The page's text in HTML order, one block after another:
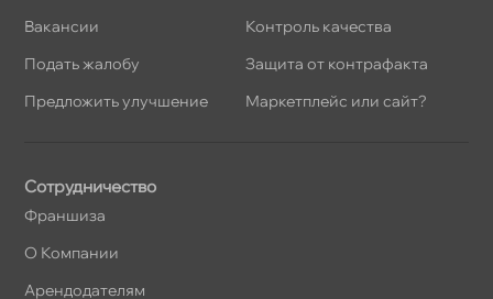
акансии
Подать жалобу
Предложить улучшение
Контроль качества
Защита от контрафакта
Маркетплейс или сайт?
Сотрудничество
Франшиза
О Компании
Арендодателям